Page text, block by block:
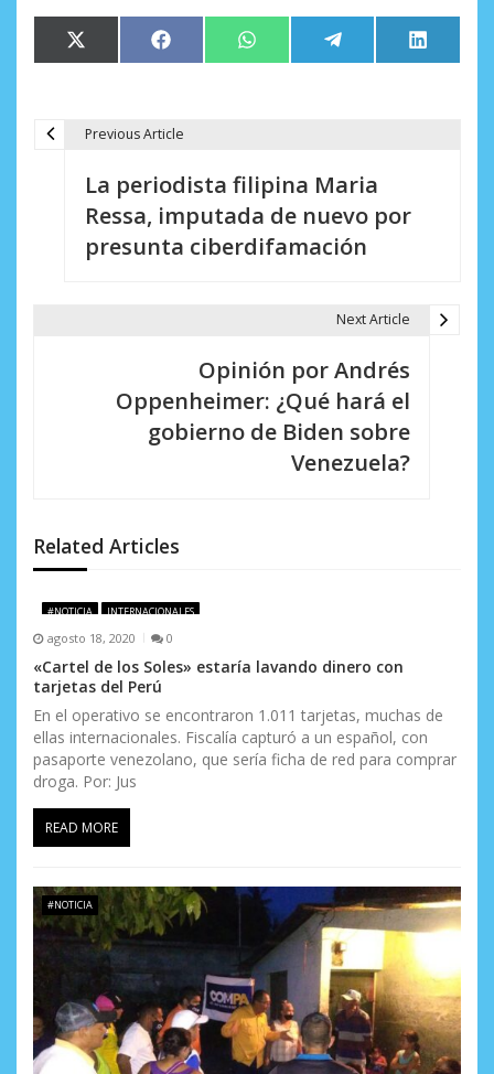
Compartir
en
X
(Twitter)
Compartir
en
Facebook Compartir
en
WhatsApp Compartir
en
Telegram
en
LinkedIn
d
e
n
t
r
a
d
s
Previous Article
La periodista filipina Maria
Ressa, imputada de nuevo por
presunta ciberdifamación
Next Article
Opinión por Andrés
Oppenheimer: ¿Qué hará el
gobierno de Biden sobre
Venezuela?
Related Articles
#NOTICIA INTERNACIONALES
agosto 18, 2020 0
«Cartel de los Soles» estaría lavando dinero con
tarjetas del Perú
En el operativo se encontraron 1.011 tarjetas, muchas de
ellas internacionales. Fiscalía capturó a un español, con
pasaporte venezolano, que sería ficha de red para comprar
droga. Por: Jus
READ MORE
#NOTICIA